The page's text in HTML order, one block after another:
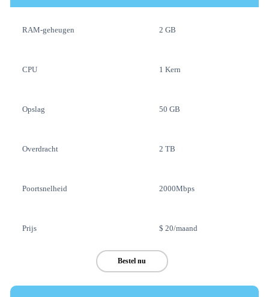
RAM-geheugen
CPU
Opslag
Overdracht
Poortsnelheid
Prijs
2 GB
1 Kern
50 GB
2 TB
2000Mbps
$ 20/maand
Bestel nu